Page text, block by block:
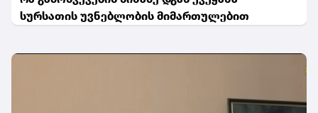
სურსათის უვნებლობის მიმართულებით